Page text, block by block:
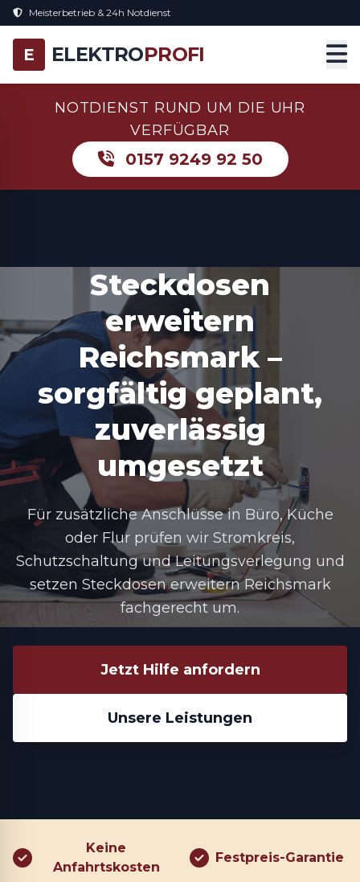
Meisterbetrieb & 24h Notdienst
E ELEKTROPROFI
NOTDIENST RUND UM DIE UHR
VERFÜGBAR
0157 9249 92 50
Steckdosen
erweitern
Reichsmark –
sorgfältig geplant,
zuverlässig
umgesetzt
Für zusätzliche Anschlüsse in Büro, Küche
oder Flur prüfen wir Stromkreis,
Schutzschaltung und Leitungsverlegung und
setzen Steckdosen erweitern Reichsmark
fachgerecht um.
Jetzt Hilfe anfordern
Unsere Leistungen
Keine
Anfahrtskosten
Festpreis-Garantie